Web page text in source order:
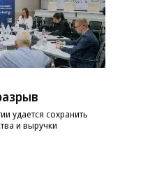
удается сохранить
и выручки